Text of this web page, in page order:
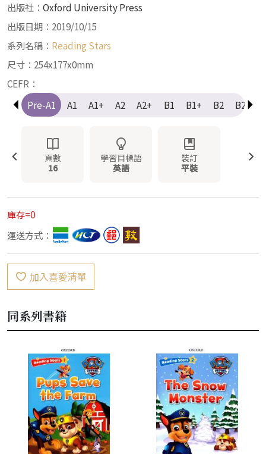
出版社： Oxford University Press
出版日期：2019/10/15
系列名稱： Reading Stars
尺寸：254x177x0mm
CEFR：
Pre-A1
A1 A1+ A2 A2+ B1 B1+ B2 B2+
頁數
16
學習目標語
英語
裝訂
平裝
庫存=0
運送方式：
加入喜愛清單
同系列書籍